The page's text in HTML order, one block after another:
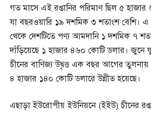
গত মাসে এই রপ্তানির পরিমাণ ছিল ৫
যা বছরওয়ারি ১৯ দশমিক ৩ শতাংশ বেশি। এ
থেকে দেশটিতে পণ্য আমদানি ১ দশমিক ৭
দাঁড়িয়েছে ১ হাজার ৪৬০ কোটি ডলার। জুনে
চীনের বাণিজ্য উদ্বৃত্ত এক বছর আগের
৪ হাজার ১৪০ কোটি ডলারে উন্নীত হয়েছে।
এছাড়া ইউরোপীয় ইউনিয়নে (ইইউ) চীনের